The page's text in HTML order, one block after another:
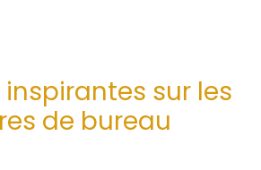
sur les
de bureau